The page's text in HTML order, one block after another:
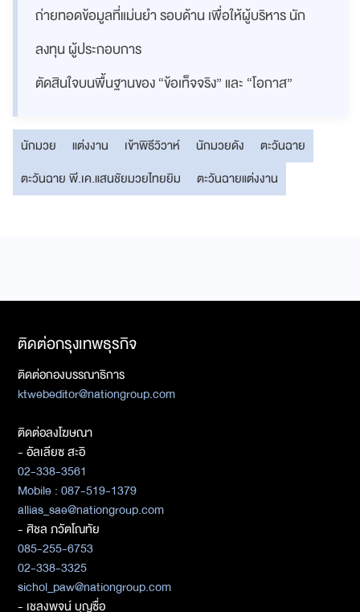
ถ่ายทอดข้อมูลที่แม่นยำ รอบด้าน เพื่อให้ผู้บริหาร นัก
ลงทุน ผู้ประกอบการ
ตัดสินใจบนพื้นฐานของ “ข้อเท็จจริง” และ “โอกาส”
นักมวย แต่งงาน เข้าพิธีวิวาห์ นักมวยดัง
ตะวันฉาย
ตะวันฉาย พี.เค.แสนชัยมวยไทยยิม
ตะวันฉายแต่งงาน
ติดต่อกรุงเทพธุรกิจ
ติดต่อกองบรรณาธิการ
ktwebeditor@nationgroup.com
ติดต่อลงโฆษณา
- อัลเลียซ สะอิ
02-338-3561
Mobile : 087-519-1379
allias_sae@nationgroup.com
- ศิชล ภวัตโณทัย
085-255-6753
02-338-3325
sichol_paw@nationgroup.com
- เชลงพจน์ บุญซื่อ